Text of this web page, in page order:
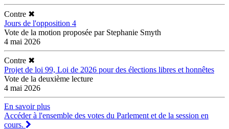
Contre ✖
Jours de l'opposition 4
Vote de la motion proposée par Stephanie Smyth
4 mai 2026
Contre ✖
Projet de loi 99, Loi de 2026 pour des élections libres et honnêtes
Vote de la deuxième lecture
4 mai 2026
En savoir plus
Accéder à l'ensemble des votes du Parlement et de la session en
cours.